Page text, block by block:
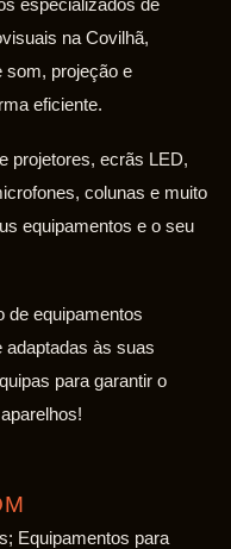
especializados de
na Covilhã,
som, projeção e
eficiente.
projetores, ecrãs LED,
colunas e muito
equipamentos e o seu
de equipamentos
adaptadas às suas
para garantir o
Equipamentos para